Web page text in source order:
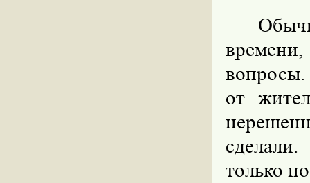
от
только